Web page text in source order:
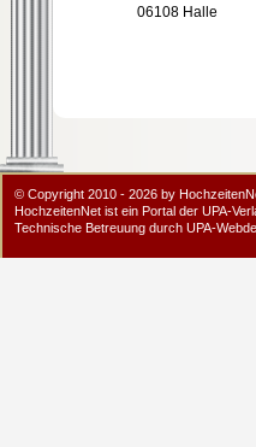
06108 Halle
© Copyright 2010 - 2026 by
HochzeitenNet ist ein Portal der UPA-
Technische Betreuung durch UPA-